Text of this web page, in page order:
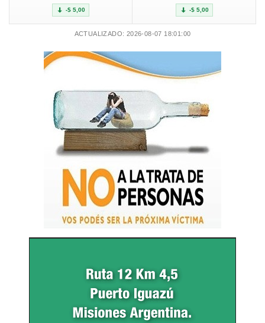
-$ 5,00 -$ 5,00
ACTUALIZADO: 2026-08-07 18:01:00